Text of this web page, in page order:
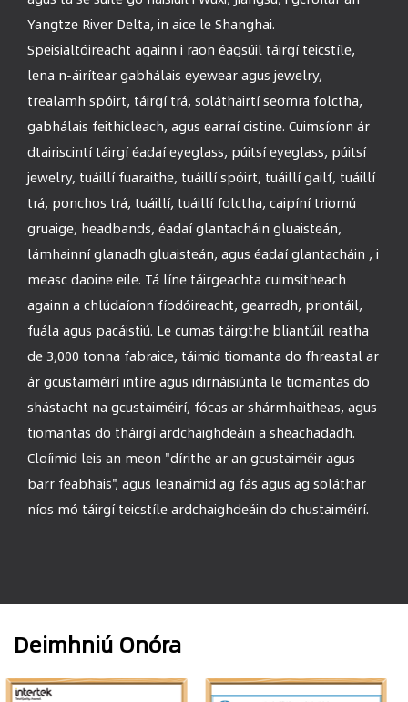
Yangtze River Delta, in aice le Shanghai.
Speisialtóireacht againn i raon éagsúil táirgí teicstíle,
lena n-áirítear gabhálais eyewear agus jewelry,
trealamh spóirt, táirgí trá, soláthairtí seomra folctha,
gabhálais feithicleach, agus earraí cistine. Cuimsíonn ár
dtairiscintí táirgí éadaí eyeglass, púitsí eyeglass, púitsí
jewelry, tuáillí fuaraithe, tuáillí spóirt, tuáillí gailf, tuáillí
trá, ponchos trá, tuáillí, tuáillí folctha, caipíní triomú
gruaige, headbands, éadaí glantacháin gluaisteán,
lámhainní glanadh gluaisteán, agus éadaí glantacháin , i
measc daoine eile. Tá líne táirgeachta cuimsitheach
againn a chlúdaíonn fíodóireacht, gearradh, priontáil,
fuála agus pacáistiú. Le cumas táirgthe bliantúil reatha
de 3,000 tonna fabraice, táimid tiomanta do fhreastal ar
ár gcustaiméirí intíre agus idirnáisiúnta le tiomantas do
shástacht na gcustaiméirí, fócas ar shármhaitheas, agus
tiomantas do tháirgí ardchaighdeáin a sheachadadh.
Cloíimid leis an meon "dírithe ar an gcustaiméir agus
barr feabhais", agus leanaimid ag fás agus ag soláthar
níos mó táirgí teicstíle ardchaighdeáin do chustaiméirí.
Deimhniú Onóra